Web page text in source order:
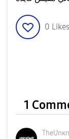
0 Likes
1